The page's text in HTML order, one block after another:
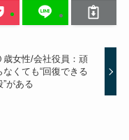
歳女性/会社役員：頑
なくても“回復できる
”がある